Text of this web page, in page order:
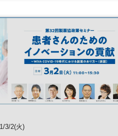
夜開催
3/2(火)